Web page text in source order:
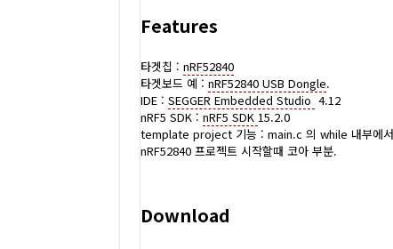
Features
타겟칩 : nRF52840
타겟보드 예 : nRF52840 USB Dongle.
IDE : SEGGER Embedded Studio 4.12
nRF5 SDK : nRF5 SDK 15.2.0
template project 기능 : main.c 의 while 내부에서
nRF52840 프로젝트 시작할때 코아 부분.
Download